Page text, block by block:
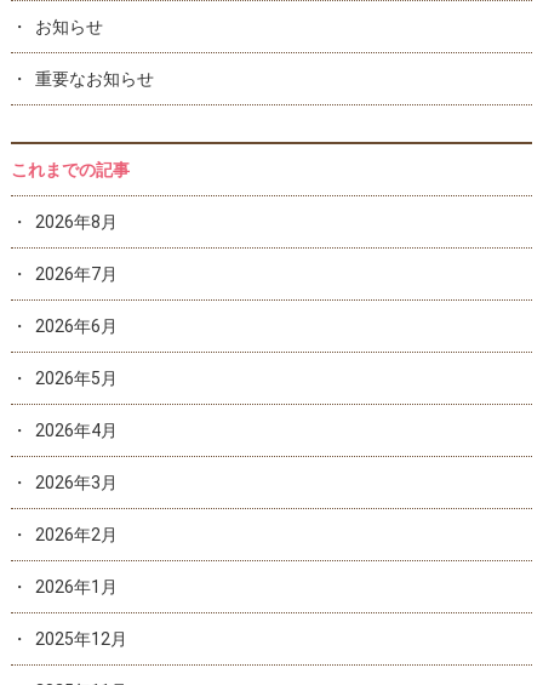
お知らせ
重要なお知らせ
これまでの記事
2026年8月
2026年7月
2026年6月
2026年5月
2026年4月
2026年3月
2026年2月
2026年1月
2025年12月